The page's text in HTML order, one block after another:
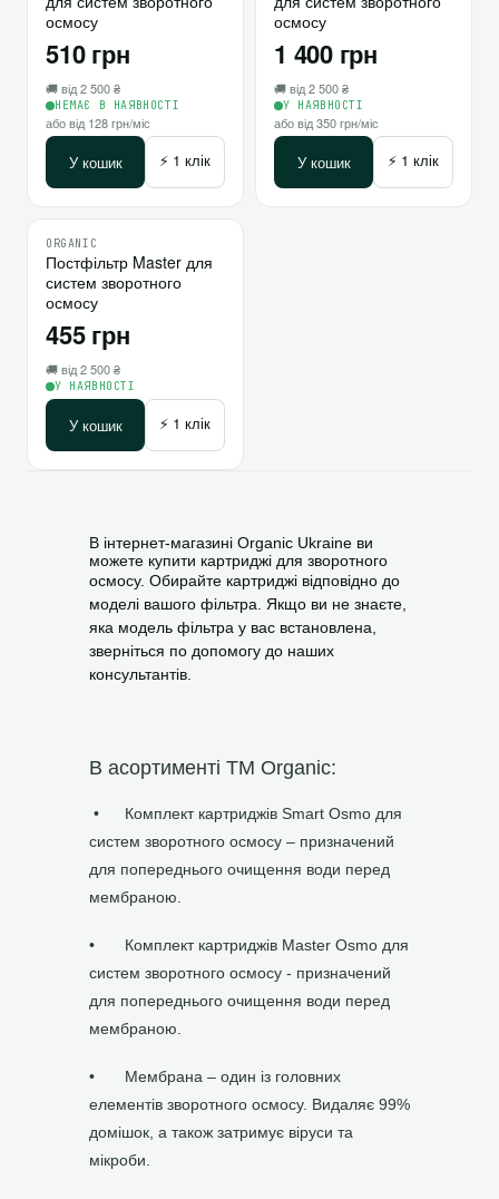
⇄
осмосу
510 грн
🚚 від 2 500 ₴
НЕМАЄ В НАЯВНОСТІ
або від 128 грн/міс
У кошик ⚡ 1 клік
⇄
осмосу
1 400 грн
🚚 від 2 500 ₴
У НАЯВНОСТІ
або від 350 грн/міс
У кошик ⚡ 1 клік
ORGANIC
Постфільтр Master для
систем зворотного
осмосу
455 грн
🚚 від 2 500 ₴
У НАЯВНОСТІ
У кошик ⚡ 1 клік
В інтернет-магазині Organic Ukraine ви
можете купити картриджі для зворотного
осмосу. Обирайте картриджі відповідно до
моделі вашого фільтра. Якщо ви не знаєте,
яка модель фільтра у вас встановлена,
зверніться по допомогу до наших
консультантів.
В асортименті ТМ Organic:
•
Комплект картриджів Smart Osmo для
систем зворотного осмосу – призначений
для попереднього очищення води перед
мембраною.
•
Комплект картриджів Master Osmo для
систем зворотного осмосу - призначений
для попереднього очищення води перед
мембраною.
•
Мембрана – один із головних
елементів зворотного осмосу. Видаляє 99%
домішок, а також затримує віруси та
мікроби.